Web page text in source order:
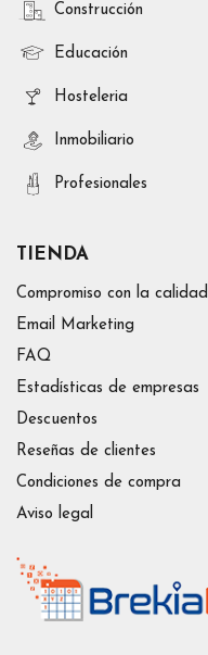
Construcción
Educación
Hosteleria
Inmobiliario
Profesionales
TIENDA
Compromiso con la calidad
Email Marketing
FAQ
Estadísticas de empresas
Descuentos
Reseñas de clientes
Condiciones de compra
Aviso legal